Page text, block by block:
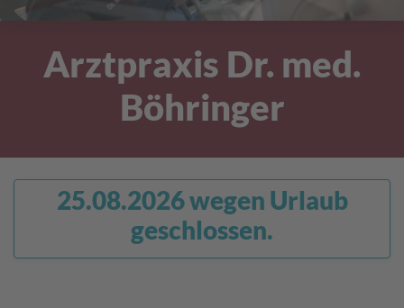
Arztpraxis Dr. med.
Böhringer
25.08.2026 wegen Urlaub
geschlossen.